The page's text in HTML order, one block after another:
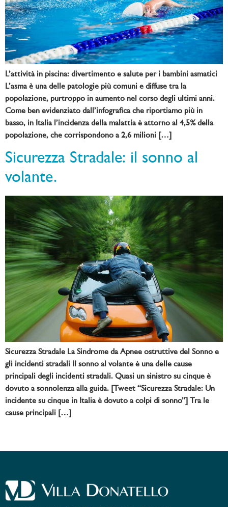
L’attività in piscina: divertimento e salute per i bambini asmatici
L’asma è una delle patologie più comuni e diffuse tra la
popolazione, purtroppo in aumento nel corso degli ultimi anni.
Come ben evidenziato dall’infografica che riportiamo più in
basso, in Italia l’incidenza della malattia è attorno al 4,5% della
popolazione, che corrispondono a 2,6 milioni […]
Sicurezza Stradale: il sonno al
volante.
Sicurezza Stradale La Sindrome da Apnee ostruttive del Sonno e
gli incidenti stradali Il sonno al volante è una delle cause
principali degli incidenti stradali. Quasi un sinistro su cinque è
dovuto a sonnolenza alla guida. [Tweet “Sicurezza Stradale: Un
incidente su cinque in Italia è dovuto a colpi di sonno”] Tra le
cause principali […]